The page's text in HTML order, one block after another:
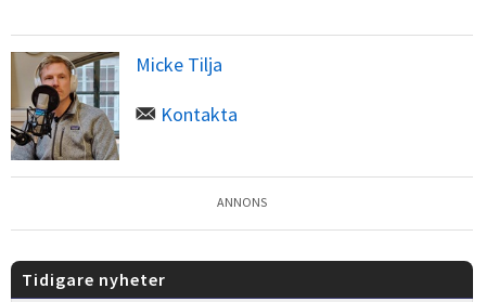
Micke Tilja
Kontakta
ANNONS
Tidigare nyheter